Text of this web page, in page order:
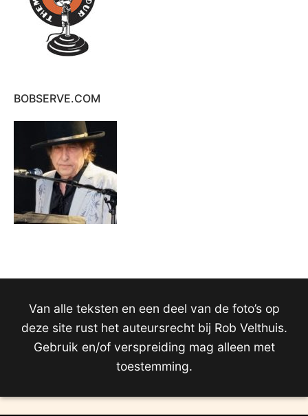
BOBSERVE.COM
Van alle teksten en een deel van de foto’s op
deze site rust het auteursrecht bij Rob Velthuis.
Gebruik en/of verspreiding mag alleen met
toestemming.